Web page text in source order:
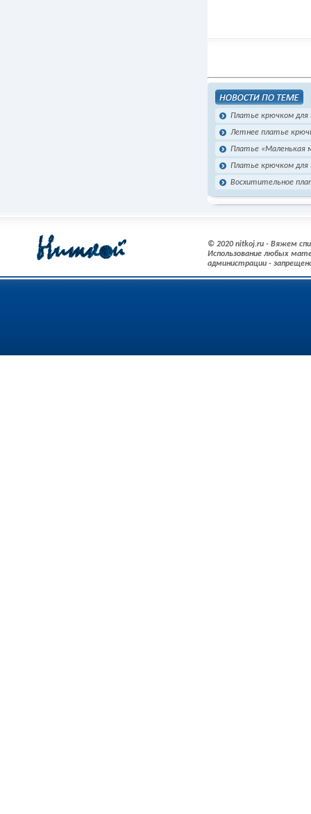
Платье крючком для
Летнее платье
Платье «Маленькая
Платье крючком
Восхитительное
© 2020 nitkoj.ru - Вяжем
Использование любых
администрации -